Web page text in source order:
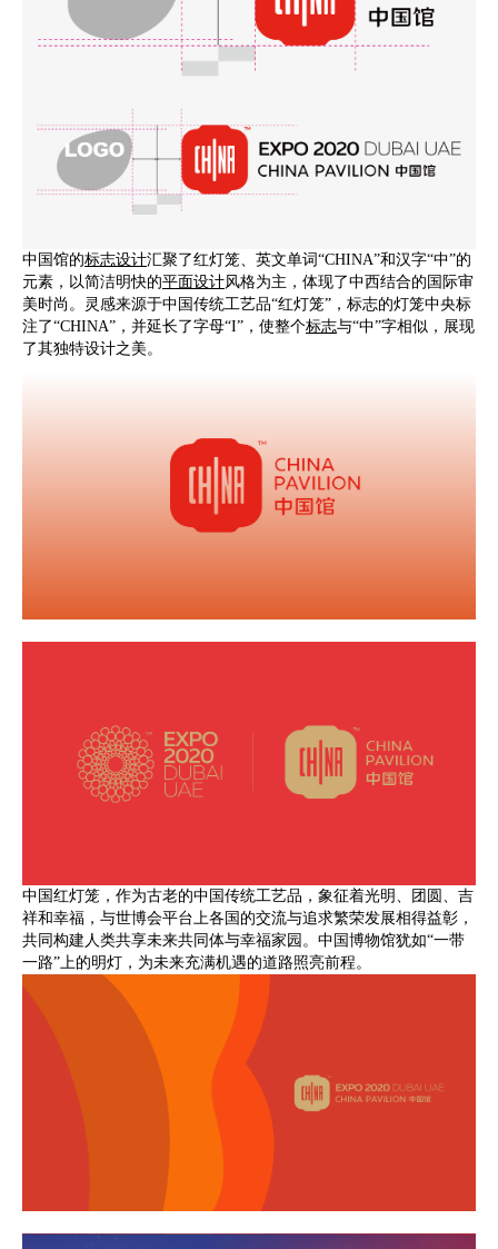
中国馆的标志设计汇聚了红灯笼、英文单词“CHINA”和汉字“中”的
元素，以简洁明快的平面设计风格为主，体现了中西结合的国际审
美时尚。灵感来源于中国传统工艺品“红灯笼”，标志的灯笼中央标
注了“CHINA”，并延长了字母“I”，使整个标志与“中”字相似，展现
了其独特设计之美。
中国红灯笼，作为古老的中国传统工艺品，象征着光明、团圆、吉
祥和幸福，与世博会平台上各国的交流与追求繁荣发展相得益彰，
共同构建人类共享未来共同体与幸福家园。中国博物馆犹如“一带
一路”上的明灯，为未来充满机遇的道路照亮前程。